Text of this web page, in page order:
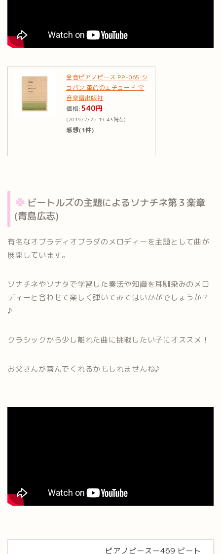
全音ピアノピース PP-065 シ
ョパン 革命のエチュード 全
音楽譜出版社
価格: 540円
(2019/7/25 19:43時点)
感想(1件)
ビートルズの主題によるソナチネ第３楽章
(青島広志)
有名なオブラディオブラダのメロディーを主題として曲が
展開しています。
ソナチネやソナタで学習した奏法や知識を耳馴染みのメロ
ディーと合わせて楽しく弾いてみてはいかがでしょうか？
♪
クラシックから少し離れた曲に挑戦したい子にオススメ！
お父さんが喜んでくれるかもしれませんね♪
ピアノピースー469 ビート